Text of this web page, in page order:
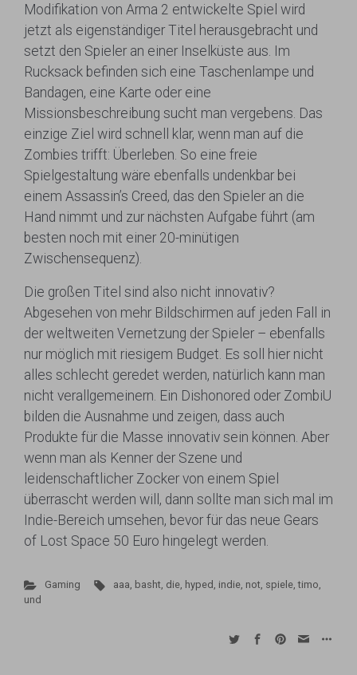
Modifikation von Arma 2 entwickelte Spiel wird
jetzt als eigenständiger Titel herausgebracht und
setzt den Spieler an einer Inselküste aus. Im
Rucksack befinden sich eine Taschenlampe und
Bandagen, eine Karte oder eine
Missionsbeschreibung sucht man vergebens. Das
einzige Ziel wird schnell klar, wenn man auf die
Zombies trifft: Überleben. So eine freie
Spielgestaltung wäre ebenfalls undenkbar bei
einem Assassin’s Creed, das den Spieler an die
Hand nimmt und zur nächsten Aufgabe führt (am
besten noch mit einer 20-minütigen
Zwischensequenz).
Die großen Titel sind also nicht innovativ?
Abgesehen von mehr Bildschirmen auf jeden Fall in
der weltweiten Vernetzung der Spieler – ebenfalls
nur möglich mit riesigem Budget. Es soll hier nicht
alles schlecht geredet werden, natürlich kann man
nicht verallgemeinern. Ein Dishonored oder ZombiU
bilden die Ausnahme und zeigen, dass auch
Produkte für die Masse innovativ sein können. Aber
wenn man als Kenner der Szene und
leidenschaftlicher Zocker von einem Spiel
überrascht werden will, dann sollte man sich mal im
Indie-Bereich umsehen, bevor für das neue Gears
of Lost Space 50 Euro hingelegt werden.
Gaming aaa, basht, die, hyped , indie, not, spiele,timo,
und